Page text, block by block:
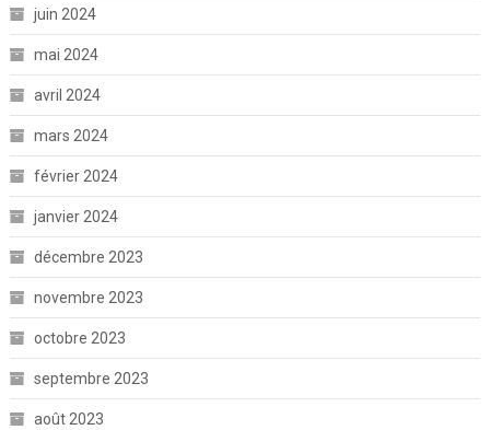
juin 2024
mai 2024
avril 2024
mars 2024
février 2024
janvier 2024
décembre 2023
novembre 2023
octobre 2023
septembre 2023
août 2023